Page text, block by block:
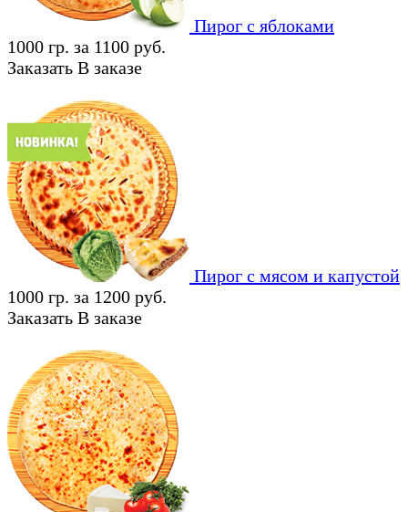
Пирог с яблоками
1000 гр. за 1100 руб.
Заказать В заказе
Пирог с мясом и капустой
1000 гр. за 1200 руб.
Заказать В заказе